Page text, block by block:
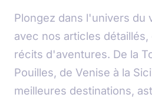
Plongez dans l'univers du
avec nos articles
récits d'aventures. De la
Pouilles, de Venise à la
meilleures destinations,